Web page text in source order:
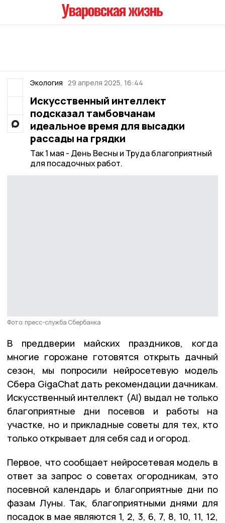
Экология 29 апреля 2025, 16:44
Искусственный интеллект
подсказал тамбовчанам
идеальное время для высадки
рассады на грядки
Так 1 мая - День Весны и Труда благоприятный
для посадочных работ.
Фото: пресс-служба Сбербанка
В преддверии майских праздников, когда
многие горожане готовятся открыть дачный
сезон, мы попросили нейросетевую модель
Сбера GigaChat дать рекомендации дачникам.
Искусственный интеллект (AI) выдал не только
благоприятные дни посевов и работы на
участке, но и прикладные советы для тех, кто
только открывает для себя сад и огород.
Первое, что сообщает нейросетевая модель в
ответ за запрос о советах огородникам, это
посевной календарь и благоприятные дни по
фазам Луны. Так, благоприятными днями для
посадок в мае являются 1, 2, 3, 6, 7, 8, 10, 11, 12,